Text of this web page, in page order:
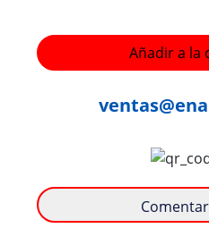
Añadir a la